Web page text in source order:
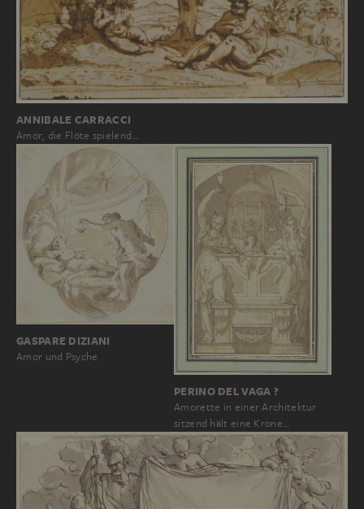
ANNIBALE CARRACCI
Amor, die Flöte spielend…
GASPARE DIZIANI
Amor und Psyche
PERINO DEL VAGA ?
Amorette in einer Architektur
sitzend hält eine Krone…